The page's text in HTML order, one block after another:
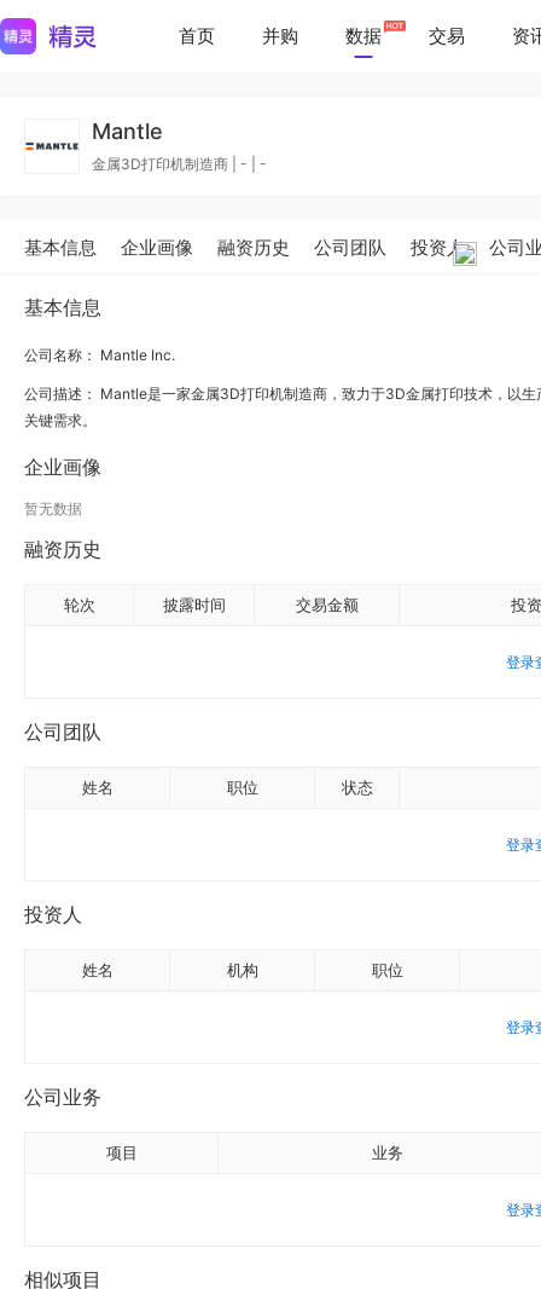
首页 并购 数据 交易 资
Mantle
金属3D打印机制造商 - -
基本信息 企业画像 融资历史 公司团队 投资人 公司
基本信息
公司名称： Mantle Inc.
公司描述： Mantle是一家金属3D打印机制造商，致力于3D金属打印技术，以
关键需求。
企业画像
暂无数据
融资历史
轮次 披露时间 交易金额 投
登录
公司团队
姓名 职位 状态
登录
投资人
姓名 机构 职位
登录
公司业务
项目 业务
登录
相似项目